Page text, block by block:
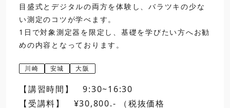
標準ハイトゲージ 直読ハイ
目盛式とデジタルの両方を体験し、バラツキの少な
い測定のコツが学べます。
1日で対象測定器を限定し、基礎を学びたい方へお勧
めの内容となっております。
川崎 安城 大阪
【講習時間】 9:30~16:30
【受講料】 ¥30,800.- （税抜価格